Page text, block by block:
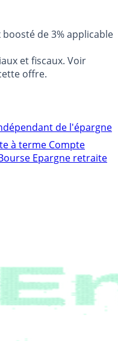
boosté de 3% applicable
et fiscaux. Voir
offre.
de l'épargne
à terme Compte
Epargne retraite